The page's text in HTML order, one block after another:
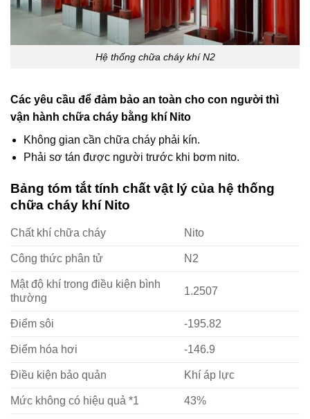
Hệ thống chữa cháy khí N2
Các yêu cầu để đảm bảo an toàn cho con người thì
vận hành chữa cháy bằng khí Nito
Không gian cần chữa cháy phải kín.
Phải sơ tán được người trước khi bơm nito.
Bảng tóm tắt tính chất vật lý của hệ thống
chữa cháy khí Nito
Chất khí chữa cháy Nito
Công thức phân tử N2
Mật độ khí trong điều kiện bình
thường
1.2507
Điểm sôi -195.82
Điểm hóa hơi -146.9
Điều kiện bảo quản Khí áp lực
Mức không có hiệu quả *1 43%